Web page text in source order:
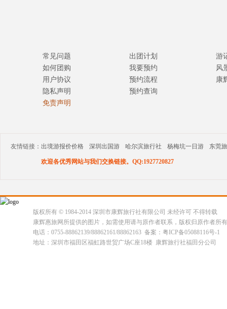
常见问题
如何团购
用户协议
隐私声明
免责声明
出团计划
我要预约
预约流程
预约查询
游
风
康
友情链接： 出境游报价价格 深圳出国游 哈尔滨旅行社 杨梅坑一日游 东莞
欢迎各优秀网站与我们交换链接。QQ:1927720827
版权所有 © 1984-2014 深圳市康辉旅行社有限公司 未经许可 不得转载
康辉惠旅网所提供的图片，如需使用请与原作者联系，版权归原作者所
电话：0755-88862139/88862161/88862163 备案：粤ICP备05088116号-1
地址：深圳市福田区福虹路世贸广场C座18楼 康辉旅行社福田分公司